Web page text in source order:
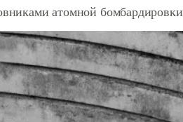
атомной бомбардировки